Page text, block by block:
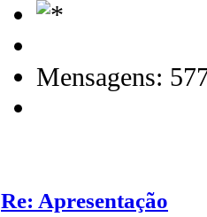
Mensagens:
Re: Apresentação